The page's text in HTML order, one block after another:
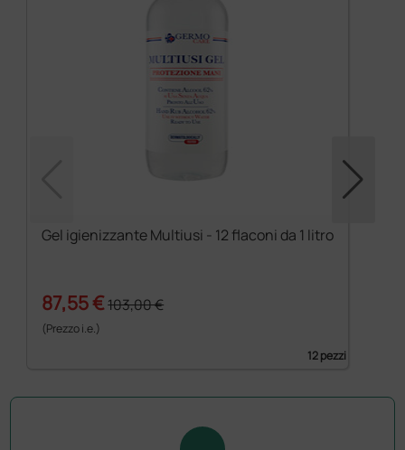
Gel igienizzante Multiusi - 12 flaconi da 1 litro
87,55 €103,00 €
(Prezzo i.e.)
12 pezzi